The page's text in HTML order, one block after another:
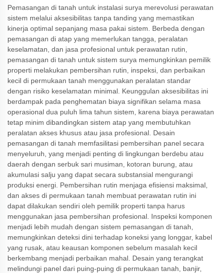
Pemasangan di tanah untuk instalasi surya merevolusi perawatan
sistem melalui aksesibilitas tanpa tanding yang memastikan
kinerja optimal sepanjang masa pakai sistem. Berbeda dengan
pemasangan di atap yang memerlukan tangga, peralatan
keselamatan, dan jasa profesional untuk perawatan rutin,
pemasangan di tanah untuk sistem surya memungkinkan pemilik
properti melakukan pembersihan rutin, inspeksi, dan perbaikan
kecil di permukaan tanah menggunakan peralatan standar
dengan risiko keselamatan minimal. Keunggulan aksesibilitas ini
berdampak pada penghematan biaya signifikan selama masa
operasional dua puluh lima tahun sistem, karena biaya perawatan
tetap minim dibandingkan sistem atap yang membutuhkan
peralatan akses khusus atau jasa profesional. Desain
pemasangan di tanah memfasilitasi pembersihan panel secara
menyeluruh, yang menjadi penting di lingkungan berdebu atau
daerah dengan serbuk sari musiman, kotoran burung, atau
akumulasi salju yang dapat secara substansial mengurangi
produksi energi. Pembersihan rutin menjaga efisiensi maksimal,
dan akses di permukaan tanah membuat perawatan rutin ini
dapat dilakukan sendiri oleh pemilik properti tanpa harus
menggunakan jasa pembersihan profesional. Inspeksi komponen
menjadi lebih mudah dengan sistem pemasangan di tanah,
memungkinkan deteksi dini terhadap koneksi yang longgar, kabel
yang rusak, atau keausan komponen sebelum masalah kecil
berkembang menjadi perbaikan mahal. Desain yang terangkat
melindungi panel dari puing-puing di permukaan tanah, banjir,